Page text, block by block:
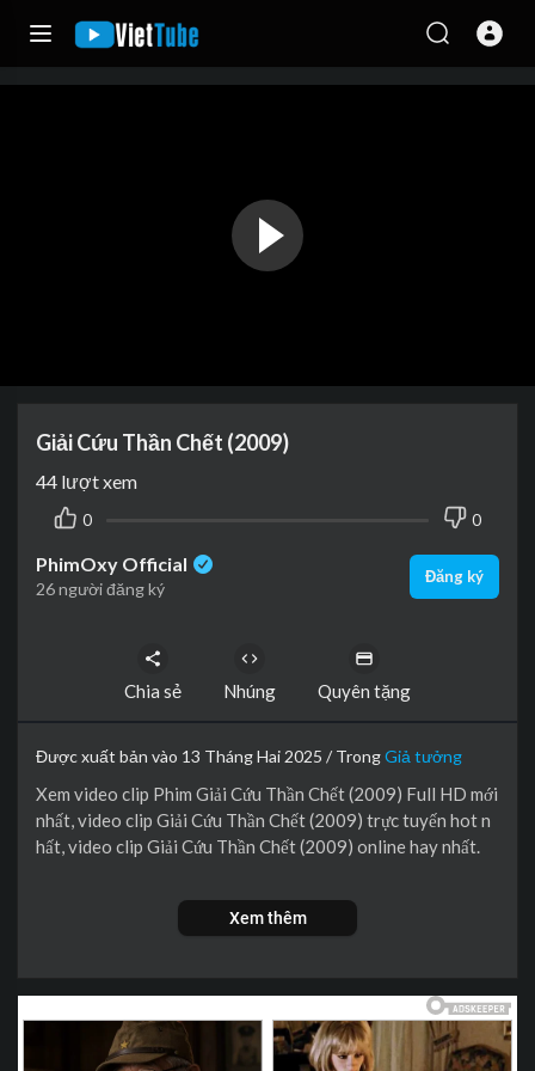
Giải Cứu Thần Chết (2009)
0 0
44 lượt xem
PhimOxy Official
26 người đăng ký
Đăng ký
Chia sẻ Nhúng Quyên tặng
Được xuất bản vào 13 Tháng Hai 2025 / TrongGiả tưởng
Xem video clip Phim Giải Cứu Thần Chết (2009) Full HD mới
nhất, video clip Giải Cứu Thần Chết (2009) trực tuyến hot n
hất, video clip Giải Cứu Thần Chết (2009) online hay nhất.
An là một cô nữ sinh mơ mộng, luôn ước ao có chàng Thần C
hết đẹp trai đến rút hồn mình như cô gái cùng tên trong phi
Hớn hở với cuộc gặp gỡ bất ngờ, An ngay lập tức vạch ra kế h
Xem thêm